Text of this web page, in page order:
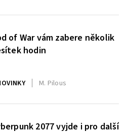
of War vám zabere několik
hodin
M. Pilous
2077 vyjde i pro další